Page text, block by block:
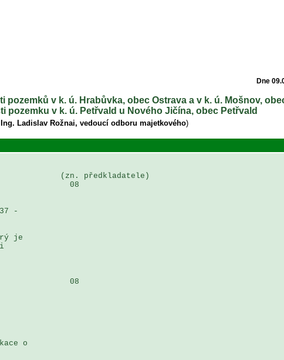
Dne
pozemků v k. ú. Hrabůvka, obec Ostrava a v k. ú. Mošnov,
pozemku v k. ú. Petřvald u Nového Jičína, obec Petřvald
Ing. Ladislav Rožnai, vedoucí odboru majetkového)
(zn. předkladatele)
08
-
je
08
o